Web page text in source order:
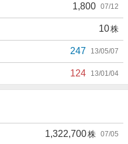
1,800 07/12
10株
247 13/05/07
124 13/01/04
1,322,700株 07/05